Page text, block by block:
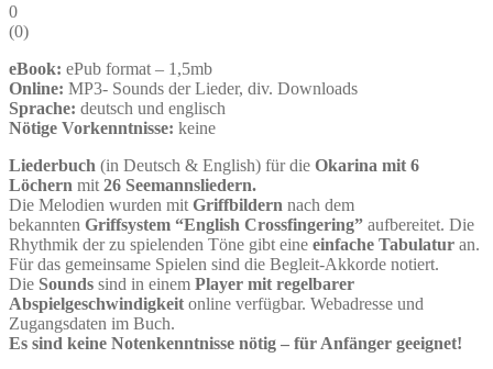
0
(0)
eBook: ePub format – 1,5mb
Online: MP3- Sounds der Lieder, div. Downloads
Sprache: deutsch und englisch
Nötige Vorkenntnisse: keine
Liederbuch (in Deutsch & English) für die Okarina mit 6
Löchern mit 26 Seemannsliedern.
Die Melodien wurden mit Griffbildern nach dem
bekannten Griffsystem “English Crossfingering” aufbereitet. Die
Rhythmik der zu spielenden Töne gibt eine einfache Tabulatur an.
Für das gemeinsame Spielen sind die Begleit-Akkorde notiert.
Die Sounds sind in einem Player mit regelbarer
Abspielgeschwindigkeit online verfügbar. Webadresse und
Zugangsdaten im Buch.
Es sind keine Notenkenntnisse nötig – für Anfänger geeignet!